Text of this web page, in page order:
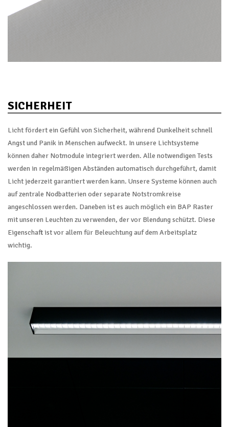
SICHERHEIT
Licht fördert ein Gefühl von Sicherheit, während Dunkelheit schnell
Angst und Panik in Menschen aufweckt. In unsere Lichtsysteme
können daher Notmodule integriert werden. Alle notwendigen Tests
werden in regelmäßigen Abständen automatisch durchgeführt, damit
Licht jederzeit garantiert werden kann. Unsere Systeme können auch
auf zentrale Nodbatterien oder separate Notstromkreise
angeschlossen werden. Daneben ist es auch möglich ein BAP Raster
mit unseren Leuchten zu verwenden, der vor Blendung schützt. Diese
Eigenschaft ist vor allem für Beleuchtung auf dem Arbeitsplatz
wichtig.